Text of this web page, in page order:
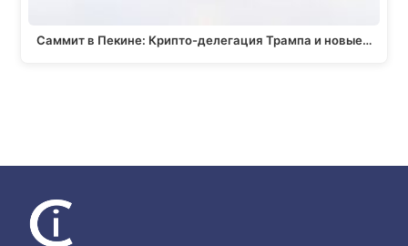
Саммит в Пекине: Крипто-делегация Трампа и новые…